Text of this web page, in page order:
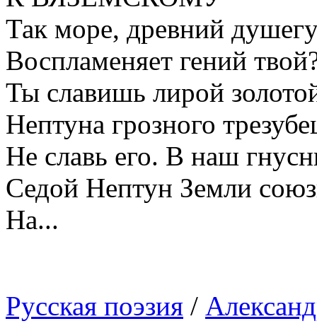
Так море, древний
Воспламеняет гений
Ты славишь лирой
Нептуна грозного
Не славь его. В наш
Седой Нептун Земли
На...
Русская поэзия /